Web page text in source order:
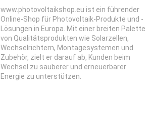
www.photovoltaikshop.eu ist ein führender
Online-Shop für Photovoltaik-Produkte und -
Lösungen in Europa. Mit einer breiten Palette
von Qualitätsprodukten wie Solarzellen,
Wechselrichtern, Montagesystemen und
Zubehör, zielt er darauf ab, Kunden beim
Wechsel zu sauberer und erneuerbarer
Energie zu unterstützen.